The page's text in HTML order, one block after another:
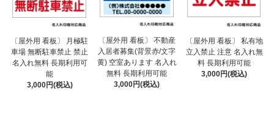
〔屋外用 看板〕 月極駐
車場 無断駐車禁止 禁止
名入れ無料 長期利用可
能
3,000円(税込)
〔屋外用 看板〕 不動産
入居者募集(背景赤/文字
黄) 空室あります 名入れ
無料 長期利用可能
3,000円(税込)
〔屋外用 看板〕 私有地
立入禁止 注意 名入れ無
料 長期利用可能
3,000円(税込)